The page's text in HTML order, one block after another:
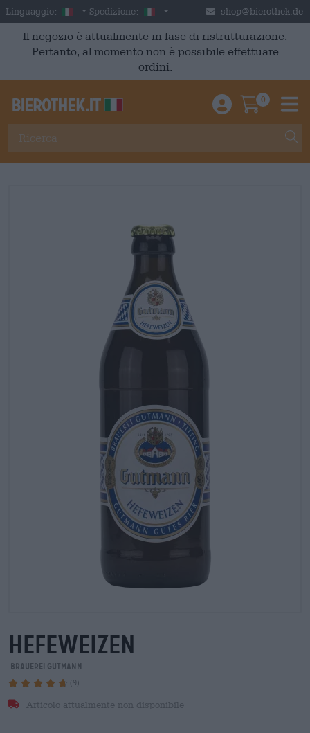
Skip to main content
Linguaggio: Italian
Spedizione: Italia shop@bierothek.de
Il negozio è attualmente in fase di ristrutturazione.
Pertanto, al momento non è possibile effettuare
ordini.
Einloggen /
0
hefeweizen
Brauerei Gutmann
(9)
Articolo attualmente non disponibile